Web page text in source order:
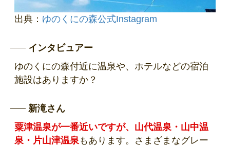
出典： ゆのくにの森公式Instagram
インタビュアー
ゆのくにの森付近に温泉や、ホテルなどの宿泊
施設はありますか？
新滝さん
粟津温泉が一番近いですが、山代温泉・山中温
泉・片山津温泉 もあります。さまざまなグレー